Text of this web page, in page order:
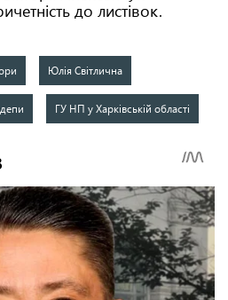
до листівок.
Юлія Світлична
ГУ НП у Харківській області